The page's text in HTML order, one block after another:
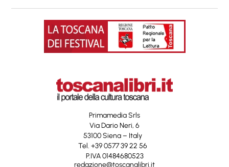
Primamedia Srls
Via Dario Neri, 6
53100 Siena – Italy
Tel. +39 0577 39 22 56
P.IVA 01484680523
redazione@toscanalibri.it